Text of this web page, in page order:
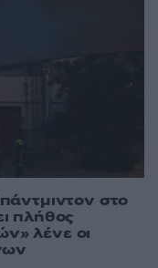
στο
πλήθος
λένε οι